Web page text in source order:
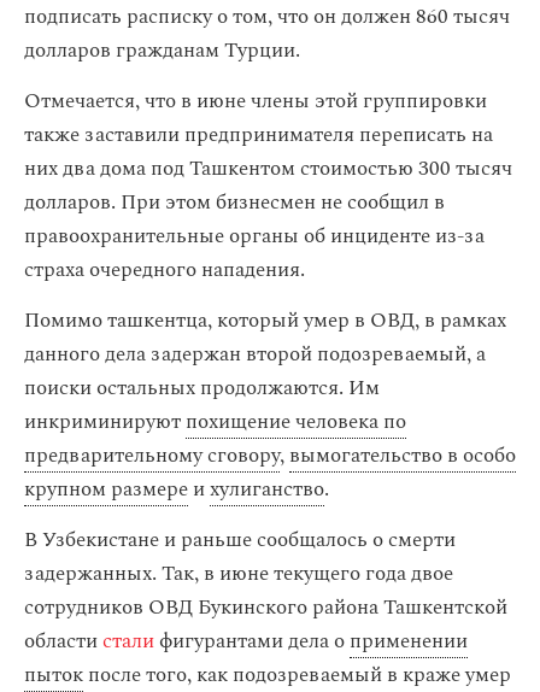
подписать расписку о том, что он должен 860 тысяч
долларов гражданам Турции.
Отмечается, что в июне члены этой группировки
также заставили предпринимателя переписать на
них два дома под Ташкентом стоимостью 300 тысяч
долларов. При этом бизнесмен не сообщил в
правоохранительные органы об инциденте из-за
страха очередного нападения.
Помимо ташкентца, который умер в ОВД, в рамках
данного дела задержан второй подозреваемый, а
поиски остальных продолжаются. Им
инкриминируютпохищение человека по
предварительному сговору,вымогательство в особо
крупном размереихулиганство.
В Узбекистане и раньше сообщалось о смерти
задержанных. Так, в июне текущего года двое
сотрудников ОВД Букинского района Ташкентской
областисталифигурантами дела оприменении
пытокпосле того, как подозреваемый в краже умер